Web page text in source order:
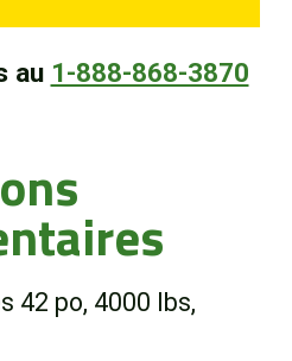
au 1-888-868-3870
42 po, 4000 lbs,